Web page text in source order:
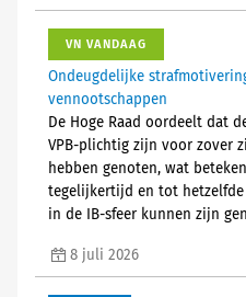
VN VANDAAG
Ondeugdelijke
vennootschappen
De Hoge Raad oordeelt dat
VPB-plichtig zijn voor zover
hebben genoten, wat
tegelijkertijd en tot hetzelfde
in de IB-sfeer kunnen zijn
8 juli 2026